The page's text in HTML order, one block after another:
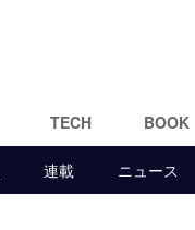
TECH BOOK
連載 ニュース